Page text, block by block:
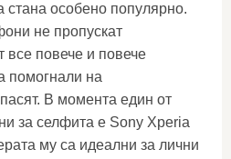
стана особено популярно.
не пропускат
все повече и повече
помогнали на
В момента един от
за селфита е Sony Xperia
му са идеални за лични